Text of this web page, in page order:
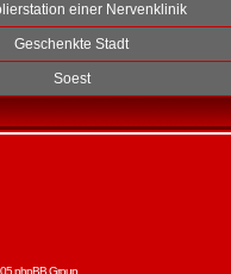
einer Nervenklinik
Geschenkte Stadt
Soest
phpBB Group